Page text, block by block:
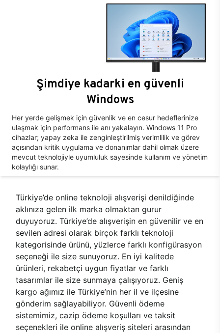
Şimdiye kadarki en güvenli
Windows
Her yerde gelişmek için güvenlik ve en cesur hedeflerinize
ulaşmak için performans ile anı yakalayın. Windows 11 Pro
cihazlar; yapay zeka ile zenginleştirilmiş verimlilik ve görev
açısından kritik uygulama ve donanımlar dahil olmak üzere
mevcut teknolojiyle uyumluluk sayesinde kullanım ve yönetim
kolaylığı sunar.
Türkiye’de online teknoloji alışverişi denildiğinde
aklınıza gelen ilk marka olmaktan gurur
duyuyoruz. Türkiye’de alışverişin en güvenilir ve en
sevilen adresi olarak birçok farklı teknoloji
kategorisinde ürünü, yüzlerce farklı konfigürasyon
seçeneği ile size sunuyoruz. En iyi kalitede
ürünleri, rekabetçi uygun fiyatlar ve farklı
tasarımlar ile size sunmaya çalışıyoruz. Geniş
kargo ağımız ile Türkiye’nin her il ve ilçesine
gönderim sağlayabiliyor. Güvenli ödeme
sistemimiz, cazip ödeme koşulları ve taksit
seçenekleri ile online alışveriş siteleri arasından